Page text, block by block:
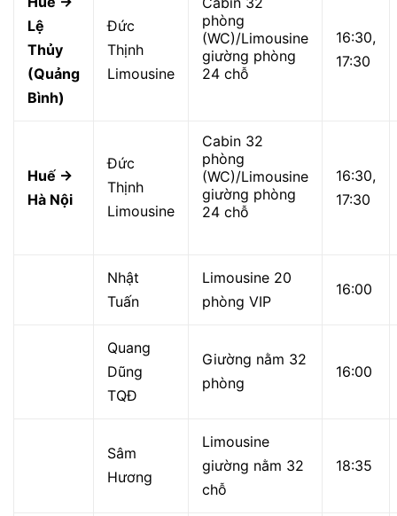
Lệ
Thủy
(Quảng
Bình)
Đức
Thịnh
Limousine
phòng
(WC)/Limousine
giường phòng
24 chỗ
16:30,
17:30
Huế →
Hà Nội
Đức
Thịnh
Limousine
Cabin 32
phòng
(WC)/Limousine
giường phòng
24 chỗ
16:30,
17:30
Nhật
Tuấn
Limousine 20
phòng VIP
16:00
Quang
Dũng
TQĐ
Giường nằm 32
phòng
16:00
Sâm
Hương
Limousine
giường nằm 32
chỗ
18:35